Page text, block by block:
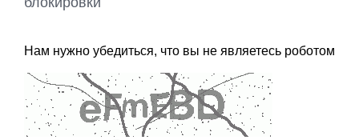
Нам нужно убедиться, что вы не являетесь роботом